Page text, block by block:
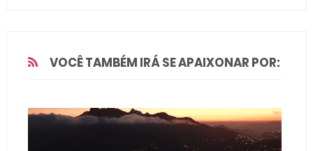
VOCÊ TAMBÉM IRÁ SE APAIXONAR POR: